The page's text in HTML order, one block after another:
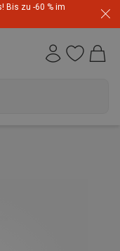
Bis zu -60 % im